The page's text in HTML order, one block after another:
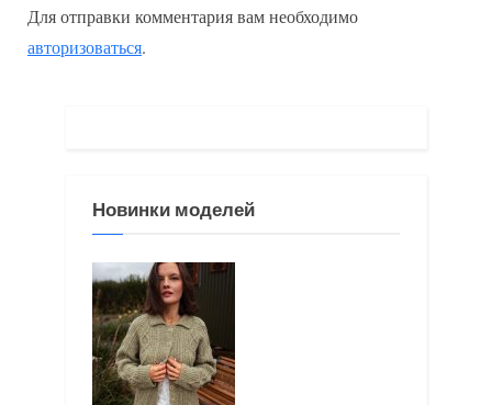
д
у
у
Для отправки комментария вам необходимо
авторизоваться.
Новинки моделей